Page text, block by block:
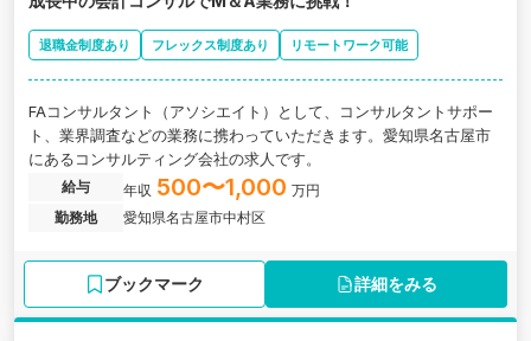
退職金制度あり フレックス制度あり リモートワーク可能
FAコンサルタント（アソシエイト）として、コンサルタントサポー
ト、業界調査などの業務に携わっていただきます。愛知県名古屋市
にあるコンサルティング会社の求人です。
給与 年収 500〜1,000 万円
勤務地
愛知県名古屋市中村区
ブックマーク 詳細をみる